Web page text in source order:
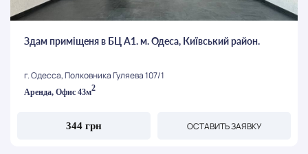
Здам приміщеня в БЦ А1. м. Одеса, Київський район.
г. Одесса, Полковника Гуляева 107/1
Аренда, Офис 43м2
344 грн ОСТАВИТЬ ЗАЯВКУ